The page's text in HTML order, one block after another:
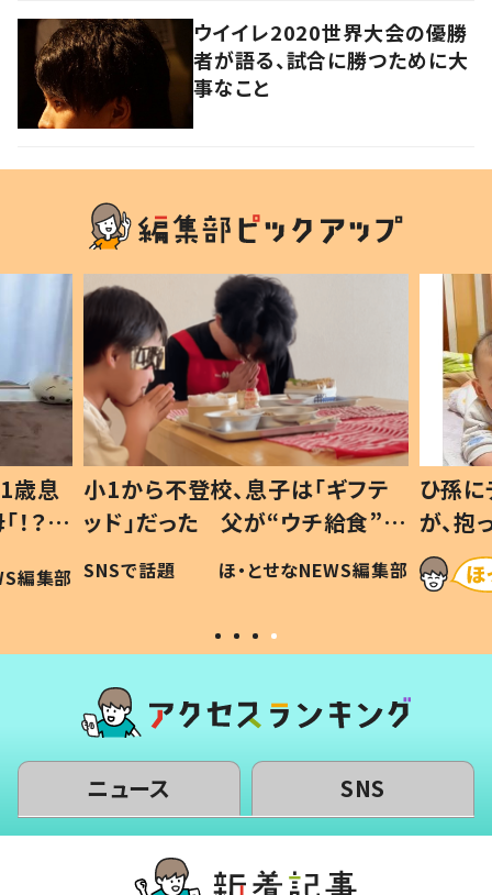
ウイイレ2020世界大会の優勝
者が語る、試合に勝つために大
事なこと
歳息
？」
編集部
小1から不登校、息子は「ギフテ
ッド」だった 父が“ウチ給食”を
作り続ける理由とは #令和の親
#令和の子
SNSで話題 ほ・とせなNEWS編集部
ひ孫
が、
「涙が
い」
ニュース SNS